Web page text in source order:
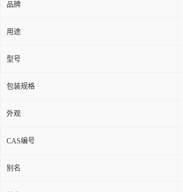
品牌
用途
型号
包装规格
外观
CAS编号
别名